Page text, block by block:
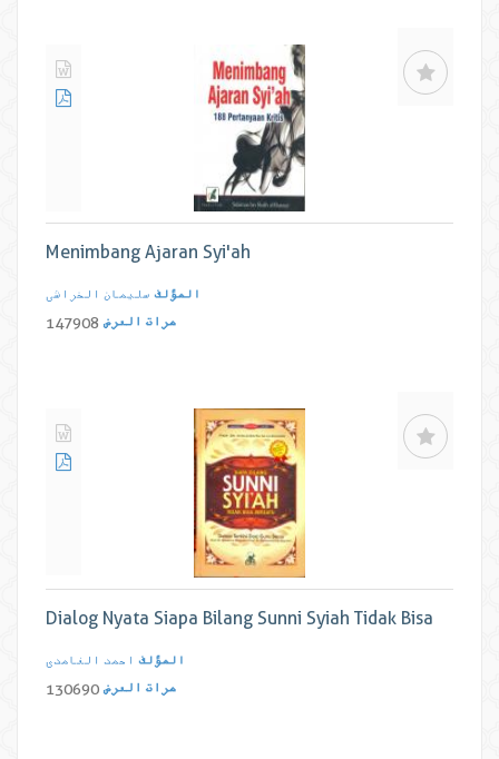
Menimbang Ajaran Syi'ah
المؤلف سلیمان الخراشی
مرات العرض 147908
Dialog Nyata Siapa Bilang Sunni Syiah Tidak Bisa
المؤلف احمد الغامدی
مرات العرض 130690